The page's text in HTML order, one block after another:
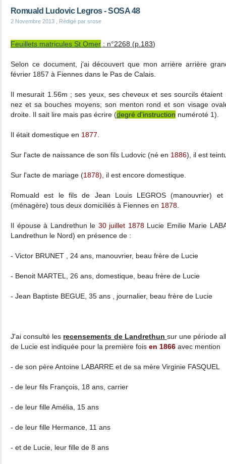
Romuald Ludovic Legros - SOSA 48
2 Novembre 2013 , Rédigé par srose
Feuillets matricules St Omer : n°2268 (p.183)
Selon ce document, j'ai découvert que mon arrière arrière
février 1857 à Fiennes dans le Pas de Calais.
Il mesurait 1.56m ; ses yeux, ses cheveux et ses sourcils
nez et sa bouches moyens; son menton rond et son visage
droite. Il sait lire mais pas écrire (degré d'instruction numéroté 1).
Il était domestique en 1877.
Sur l'acte de naissance de son fils Ludovic (né en 1886), il est
Sur l'acte de mariage (1878), il est encore domestique.
Romuald est le fils de Jean Louis LEGROS (manouvrier) et
(ménagère) tous deux domiciliés à Fiennes en 1878.
Il épouse à Landrethun le 30 juillet 1878Lucie Emilie Marie
Landrethun le Nord) en présence de :
- Victor BRUNET , 24 ans, manouvrier, beau frère de Lucie
- Benoit MARTEL, 26 ans, domestique, beau frère de Lucie
- Jean Baptiste BEGUE, 35 ans , journalier, beau frère de Lucie
J'ai consulté les recensements de Landrethun sur une période
de Lucie est indiquée pour la première fois en 1866 avec mention
- de son père Antoine LABARRE et de sa mère Virginie FASQUEL
- de leur fils François, 18 ans, carrier
- de leur fille Amélia, 15 ans
- de leur fille Hermance, 11 ans
- et de Lucie, leur fille de 8 ans